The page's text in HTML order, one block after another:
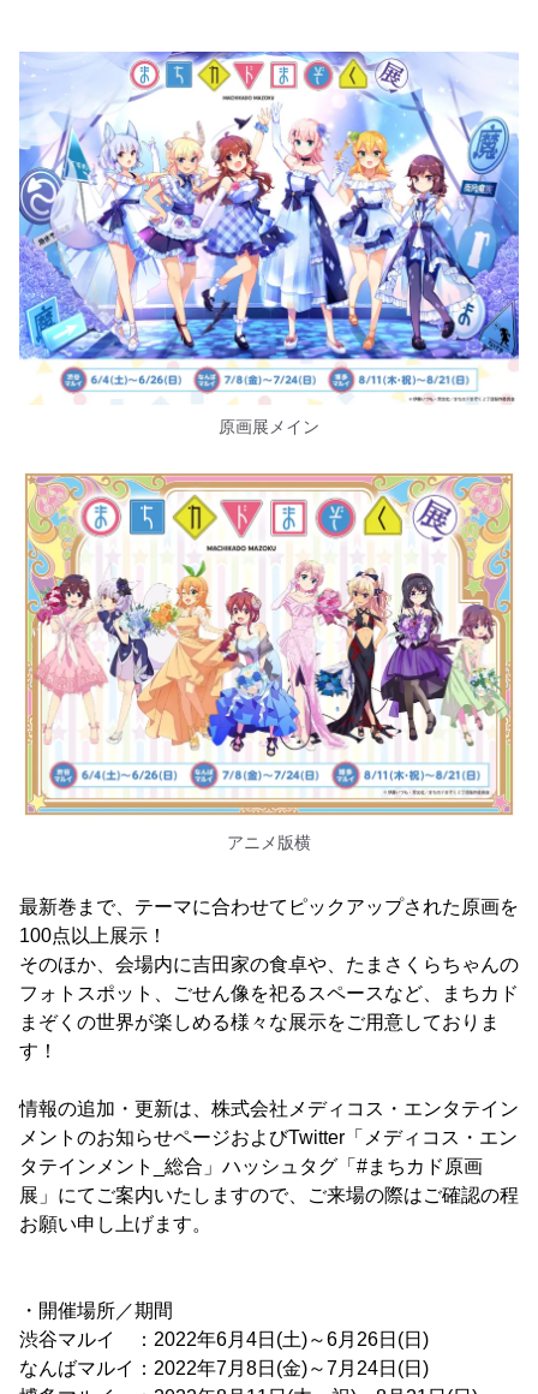
原画展メイン
アニメ版横
最新巻まで、テーマに合わせてピックアップされた原画を
100点以上展示！
そのほか、会場内に吉田家の食卓や、たまさくらちゃんの
フォトスポット、ごせん像を祀るスペースなど、まちカド
まぞくの世界が楽しめる様々な展示をご用意しておりま
す！
情報の追加・更新は、株式会社メディコス・エンタテイン
メントのお知らせページおよびTwitter「メディコス・エン
タテインメント_総合」ハッシュタグ「#まちカド原画
展」にてご案内いたしますので、ご来場の際はご確認の程
お願い申し上げます。
・開催場所／期間
渋谷マルイ ：2022年6月4日(土)～6月26日(日)
なんばマルイ：2022年7月8日(金)～7月24日(日)